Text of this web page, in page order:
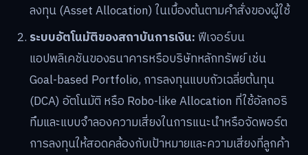
ลงทุน (Asset Allocation) ในเบื้องต้นตามคำสั่งของผู้ใช้
ระบบอัตโนมัติของสถาบันการเงิน: ฟีเจอร์บน
แอปพลิเคชันของธนาคารหรือบริษัทหลักทรัพย์ เช่น
Goal-based Portfolio, การลงทุนแบบถัวเฉลี่ยต้นทุน
(DCA) อัตโนมัติ หรือ Robo-like Allocation ที่ใช้อัลกอริ
ทึมและแบบจำลองความเสี่ยงในการแนะนำหรือจัดพอร์ต
การลงทุนให้สอดคล้องกับเป้าหมายและความเสี่ยงที่ลูกค้า